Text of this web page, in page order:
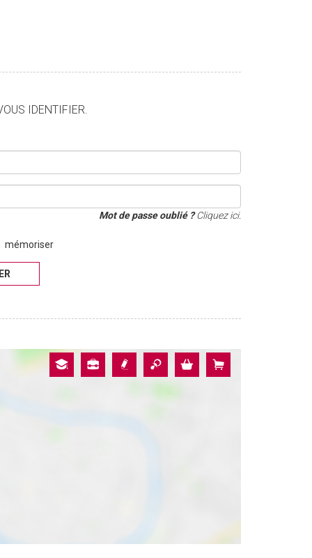
IDENTIFIER.
Mot de passe oublié ?Cliquez ici.
mémoriser